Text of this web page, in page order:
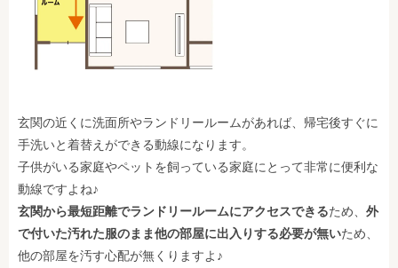
玄関の近くに洗面所やランドリールームがあれば、帰宅後すぐに
手洗いと着替えができる動線になります。
子供がいる家庭やペットを飼っている家庭にとって非常に便利な
動線ですよね♪
玄関から最短距離でランドリールームにアクセスできるため、 外
で付いた汚れた服のまま他の部屋に出入りする必要が無いため、
他の部屋を汚す心配が無くりますよ♪